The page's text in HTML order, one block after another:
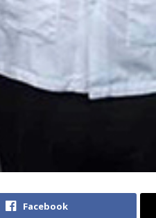
Facebook